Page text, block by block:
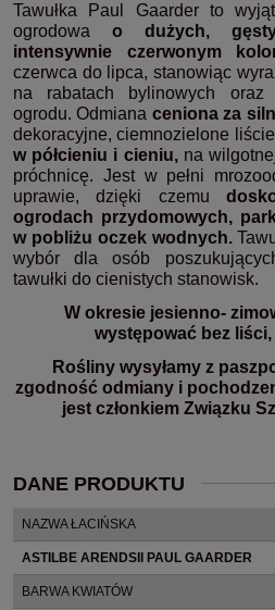
Tawułka Paul Gaarder to
ogrodowa o dużych,
intensywnie czerwonym
czerwca do lipca, stanowiąc
na rabatach bylinowych oraz
ogrodu. Odmiana ceniona za
dekoracyjne, ciemnozielone
w półcieniu i cieniu,na
próchnicę. Jest w pełni
uprawie, dzięki czemu
ogrodach przydomowych,
w pobliżu oczek wodnych.
wybór dla osób
tawułki do cienistych stanowisk.
W okresie jesienno-
występować bez
Rośliny wysyłamy z
zgodność odmiany i
jest członkiem Związku
DANE PRODUKTU
NAZWA ŁACIŃSKA
ASTILBE ARENDSII PAUL GAARDER
BARWA KWIATÓW